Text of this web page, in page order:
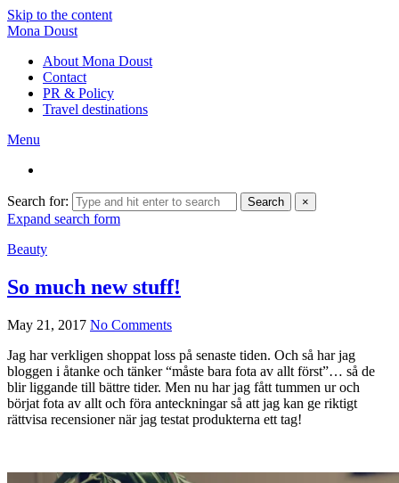
Skip to the content
Mona Doust
About Mona Doust
Contact
PR & Policy
Travel destinations
Menu
Search for: Search ×
Expand search form
Beauty
So much new stuff!
May 21, 2017 No Comments
Jag har verkligen shoppat loss på senaste tiden. Och så har jag
bloggen i åtanke och tänker “måste bara fota av allt först”… så de
blir liggande till bättre tider. Men nu har jag fått tummen ur och
börjat fota av allt och föra anteckningar så att jag kan ge riktigt
rättvisa recensioner när jag testat produkterna ett tag!